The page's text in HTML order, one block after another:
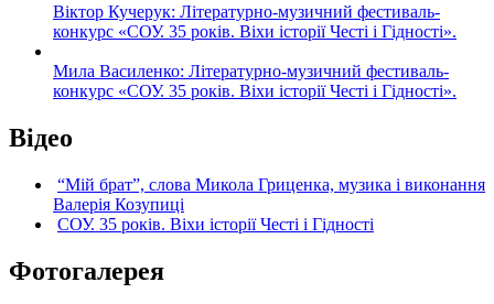
Віктор Кучерук: Літературно-музичний фестиваль-
конкурс «СОУ. 35 років. Віхи історії Честі і Гідності».
Мила Василенко: Літературно-музичний фестиваль-
конкурс «СОУ. 35 років. Віхи історії Честі і Гідності».
Відео
“Мій брат”, слова Микола Гриценка, музика і виконання
Валерія Козупиці
СОУ. 35 років. Віхи історії Честі і Гідності
Фотогалерея